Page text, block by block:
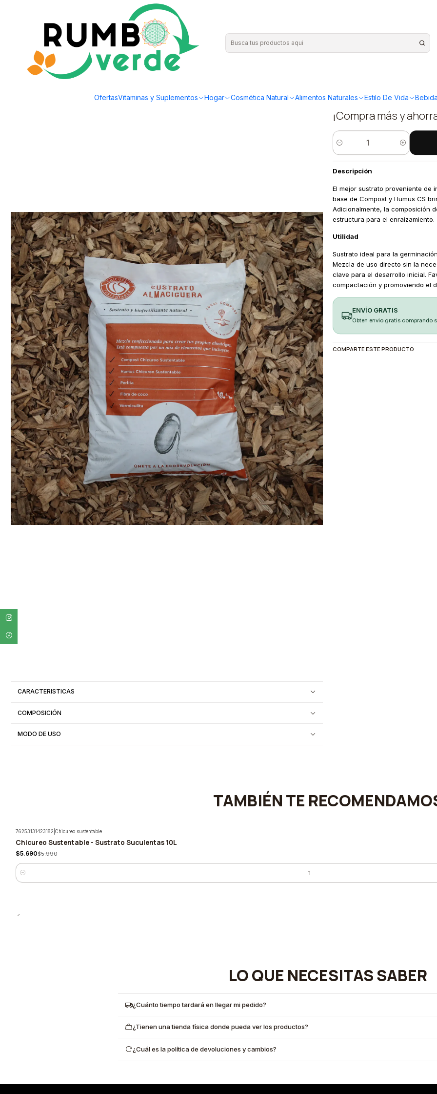
OfertasVitaminas y Suplementos Hogar Cosmética Natural Alimentos Naturales Estilo De Vida
Envío gratis por compras sobre los 59.990 en la provincia de Santiago
Plantas y Hierbas Sustratos y Tierra Chicureo Sustentable - Sustrato Almacigos 10L
CARACTERISTICAS
COMPOSICIÓN
MODO DE USO
Sustrato
¡Compra más y
Cantidad
Descripción
El mejor sustrato proveniente de
base de Compost y Humus CS
Adicionalmente, la composición
estructura para el enraizamiento.
Utilidad
Sustrato ideal para la
Mezcla de uso directo sin la
clave para el desarrollo inicial.
compactación y promoviendo el
ENVÍO GRATIS
Obten envio gratis comprando
COMPARTE ESTE PRODUCTO
TAMBIÉN TE
-5%
76253131423182 Chicureo sustentable
Chicureo Sustentable - Sustrato Suculentas 10L
$5.690$5.990
Cantidad
LO QUE NECESITAS SABER
¿Cuánto tiempo tardará en llegar mi pedido?
¿Tienen una tienda física donde pueda ver los productos?
¿Cuál es la política de devoluciones y cambios?